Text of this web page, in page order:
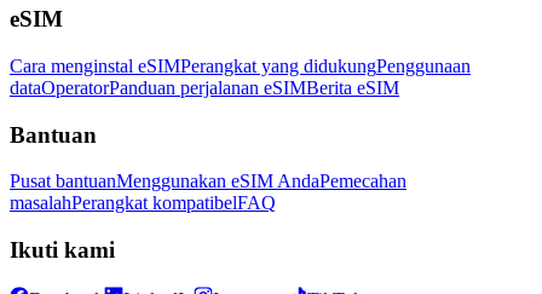
eSIM
Cara menginstal eSIMPerangkat yang didukungPenggunaan
dataOperatorPanduan perjalanan eSIMBerita eSIM
Bantuan
Pusat bantuanMenggunakan eSIM AndaPemecahan
masalahPerangkat kompatibelFAQ
Ikuti kami